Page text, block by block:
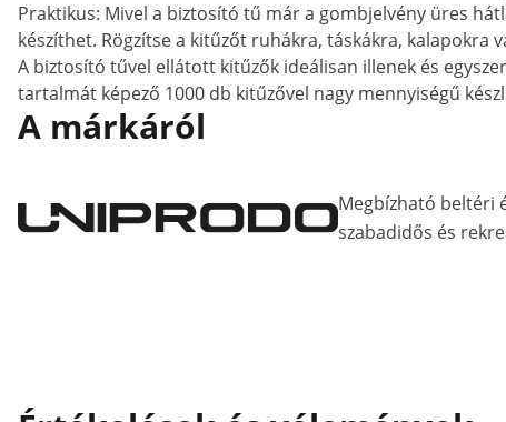
Praktikus: Mivel a biztosító tű már a gombjelvény üres
készíthet. Rögzítse a kitűzőt ruhákra, táskákra, kalapokra
A biztosító tűvel ellátott kitűzők ideálisan illenek és
tartalmát képező 1000 db kitűzővel nagy mennyiségű
A márkáról
Megbízható beltéri
szabadidős és